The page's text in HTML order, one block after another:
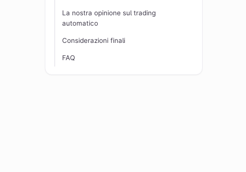
La nostra opinione sul trading
automatico
Considerazioni finali
FAQ